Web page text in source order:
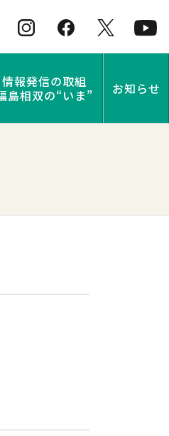
情報発信の取組
島相双の“いま”
お知らせ